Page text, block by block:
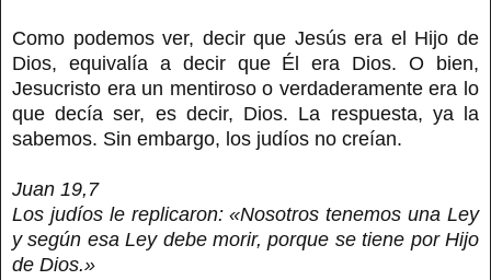
Como podemos ver, decir que Jesús era el Hijo de
Dios, equivalía a decir que Él era Dios. O bien,
Jesucristo era un mentiroso o verdaderamente era lo
que decía ser, es decir, Dios. La respuesta, ya la
sabemos. Sin embargo, los judíos no creían.
Juan 19,7
Los judíos le replicaron: «Nosotros tenemos una Ley
y según esa Ley debe morir, porque se tiene por Hijo
de Dios.»